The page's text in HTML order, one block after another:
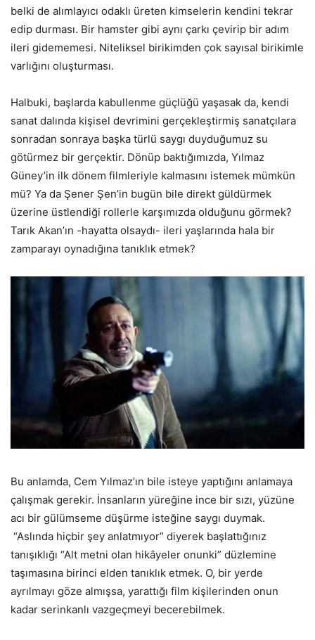
belki de alımlayıcı odaklı üreten kimselerin kendini tekrar
edip durması. Bir hamster gibi aynı çarkı çevirip bir adım
ileri gidememesi. Niteliksel birikimden çok sayısal birikimle
varlığını oluşturması.
Halbuki, başlarda kabullenme güçlüğü yaşasak da, kendi
sanat dalında kişisel devrimini gerçekleştirmiş sanatçılara
sonradan sonraya başka türlü saygı duyduğumuz su
götürmez bir gerçektir. Dönüp baktığımızda, Yılmaz
Güney’in ilk dönem filmleriyle kalmasını istemek mümkün
mü? Ya da Şener Şen’in bugün bile direkt güldürmek
üzerine üstlendiği rollerle karşımızda olduğunu görmek?
Tarık Akan’ın -hayatta olsaydı- ileri yaşlarında hala bir
zamparayı oynadığına tanıklık etmek?
Bu anlamda, Cem Yılmaz’ın bile isteye yaptığını anlamaya
çalışmak gerekir. İnsanların yüreğine ince bir sızı, yüzüne
acı bir gülümseme düşürme isteğine saygı duymak.
“Aslında hiçbir şey anlatmıyor” diyerek başlattığınız
tanışıklığı “Alt metni olan hikâyeler onunki” düzlemine
taşımasına birinci elden tanıklık etmek. O, bir yerde
ayrılmayı göze almışsa, yarattığı film kişilerinden onun
kadar serinkanlı vazgeçmeyi becerebilmek.